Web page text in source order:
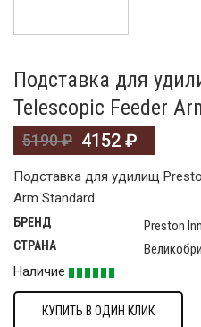
Подставка для
Telescopic Feeder
5190₽ 4152 ₽
Подставка для удилищ
Arm Standard
БРЕНД Preston
СТРАНА
Наличие
КУПИТЬ В ОДИН КЛИК